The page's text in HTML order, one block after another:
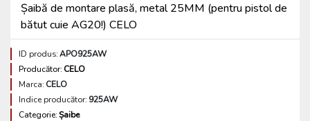
Șaibă de montare plasă, metal 25MM (pentru pistol de
bătut cuie AG20!) CELO
ID produs:APO925AW
Producător: CELO
Marca: CELO
Indice producător: 925AW
Categorie:Șaibe